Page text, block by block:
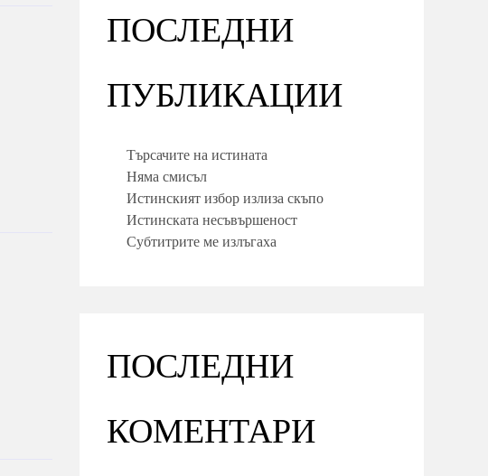
ПОСЛЕДНИ
ПУБЛИКАЦИИ
Търсачите на истината
Няма смисъл
Истинският избор излиза скъпо
Истинската несъвършеност
Субтитрите ме излъгаха
ПОСЛЕДНИ
КОМЕНТАРИ